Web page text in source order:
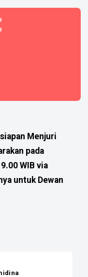
Menjuri
pada
WIB via
untuk Dewan